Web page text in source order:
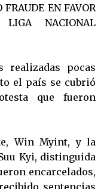
FRAUDE EN FAVOR
NACIONAL
realizadas pocas
el país se cubrió
que fueron
Win Myint, y la
Kyi, distinguida
encarcelados,